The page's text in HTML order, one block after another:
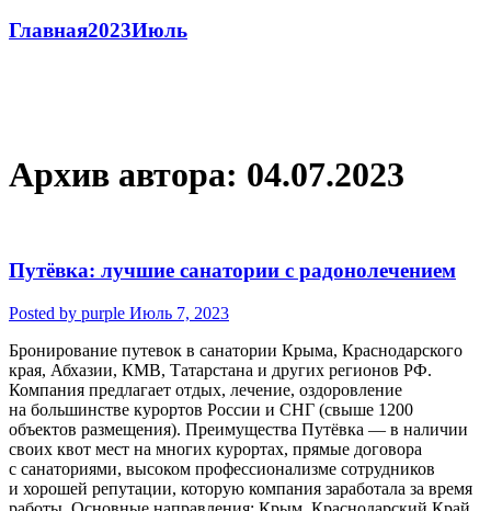
Главная2023Июль
Архив автора: 04.07.2023
Путёвка: лучшие санатории с радонолечением
Posted by purple Июль 7, 2023
Бронирование путевок в санатории Крыма, Краснодарского
края, Абхазии, КМВ, Татарстана и других регионов РФ.
Компания предлагает отдых, лечение, оздоровление
на большинстве курортов России и СНГ (свыше 1200
объектов размещения). Преимущества Путёвка — в наличии
своих квот мест на многих курортах, прямые договора
с санаториями, высоком профессионализме сотрудников
и хорошей репутации, которую компания заработала за время